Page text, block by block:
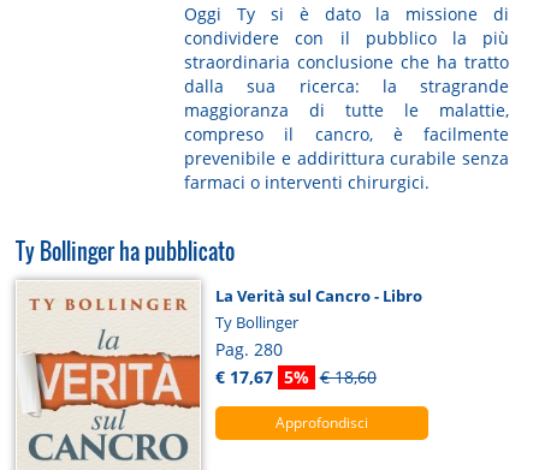
Oggi Ty si è dato la missione di
condividere con il pubblico la più
straordinaria conclusione che ha tratto
dalla sua ricerca: la stragrande
maggioranza di tutte le malattie,
compreso il cancro, è facilmente
prevenibile e addirittura curabile senza
farmaci o interventi chirurgici.
Ty Bollinger ha pubblicato
La Verità sul Cancro - Libro
Ty Bollinger
Pag. 280
€ 17,67 5% € 18,60
Approfondisci